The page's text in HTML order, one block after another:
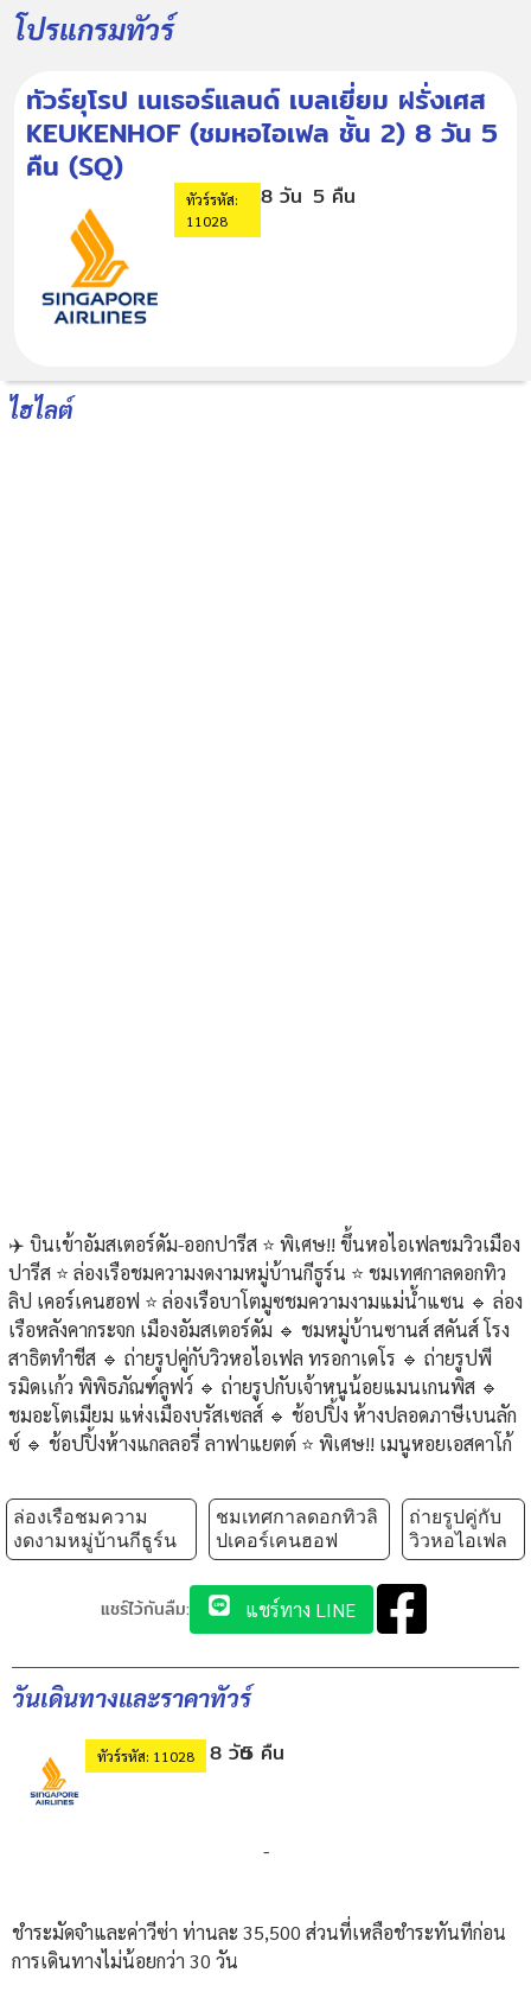
โปรแกรมทัวร์
ทัวร์ยุโรป เนเธอร์แลนด์ เบลเยี่ยม ฝรั่งเศส
KEUKENHOF (ชมหอไอเฟล ชั้น 2) 8 วัน 5
คืน (SQ)
ทัวร์รหัส:
11028
8 วัน 5 คืน
ไฮไลต์
✈️ บินเข้าอัมสเตอร์ดัม-ออกปารีส ⭐️ พิเศษ!! ขึ้นหอไอเฟลชมวิวเมือง
ปารีส ⭐️ ล่องเรือชมความงดงามหมู่บ้านกีธูร์น ⭐️ ชมเทศกาลดอกทิว
ลิป เคอร์เคนฮอฟ ⭐️ ล่องเรือบาโตมูซชมความงามแม่น้ำแซน 🔹 ล่อง
เรือหลังคากระจก เมืองอัมสเตอร์ดัม 🔹 ชมหมู่บ้านซานส์ สคันส์ โรง
สาธิตทำชีส 🔹 ถ่ายรูปคู่กับวิวหอไอเฟล ทรอกาเดโร 🔹 ถ่ายรูปพี
รมิดเเก้ว พิพิธภัณฑ์ลูฟว์ 🔹 ถ่ายรูปกับเจ้าหนูน้อยแมนเกนพิส 🔹
ชมอะโตเมียม แห่งเมืองบรัสเซลส์ 🔹 ช้อปปิ้ง ห้างปลอดภาษีเบนลัก
ซ์ 🔹 ช้อปปิ้งห้างแกลลอรี่ ลาฟาแยตต์ ⭐️ พิเศษ!! เมนูหอยเอสคาโก้
ล่องเรือชมความ
งดงามหมู่บ้านกีธูร์น
ชมเทศกาลดอกทิวลิ
ปเคอร์เคนฮอฟ
ถ่ายรูปคู่กับ
วิวหอไอเฟล
แชร์ไว้กันลืม: แชร์ทาง LINE
วันเดินทางและราคาทัวร์
ทัวร์รหัส: 11028 8 วัน5 คืน
-
ชำระมัดจำและค่าวีซ่า ท่านละ 35,500 ส่วนที่เหลือชำระทันทีก่อน
การเดินทางไม่น้อยกว่า 30 วัน